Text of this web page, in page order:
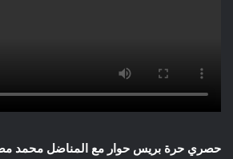
حصري حرة بريس حوار مع المناضل محمد